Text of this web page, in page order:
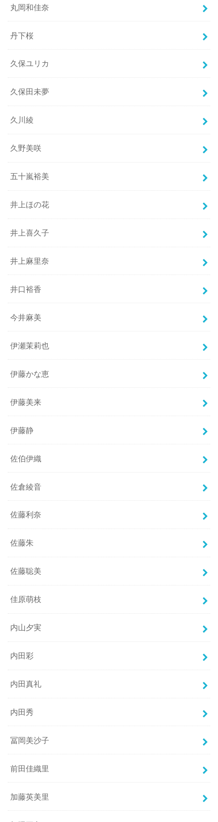
丸岡和佳奈
丹下桜
久保ユリカ
久保田未夢
久川綾
久野美咲
五十嵐裕美
井上ほの花
井上喜久子
井上麻里奈
井口裕香
今井麻美
伊瀬茉莉也
伊藤かな恵
伊藤美来
伊藤静
佐伯伊織
佐倉綾音
佐藤利奈
佐藤朱
佐藤聡美
佳原萌枝
内山夕実
内田彩
内田真礼
内田秀
冨岡美沙子
前田佳織里
加藤英美里